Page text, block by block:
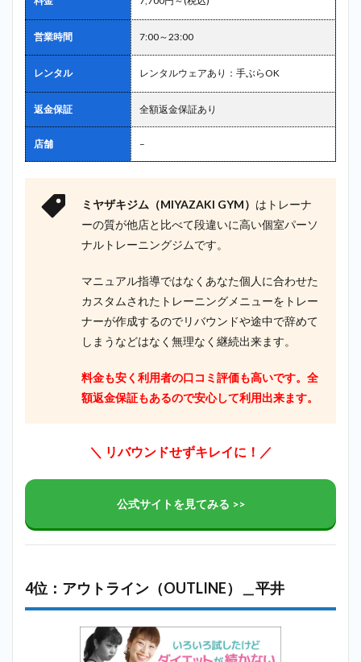
営業時間 7:00～23:00
レンタル レンタルウェアあり：手ぶらOK
返金保証 全額返金保証あり
店舗 –
ミヤザキジム（MIYAZAKI GYM） はトレーナ
ーの質が他店と比べて段違いに高い個室パーソ
ナルトレーニングジムです。
マニュアル指導ではなくあなた個人に合わせた
カスタムされたトレーニングメニューをトレー
ナーが作成するのでリバウンドや途中で辞めて
しまうなどはなく無理なく継続出来ます。
料金も安く利用者の口コミ評価も高いです。全
額返金保証もあるので安心して利用出来ます。
＼ リバウンドせずキレイに！／
公式サイトを見てみる >>
4位：アウトライン（OUTLINE）＿平井